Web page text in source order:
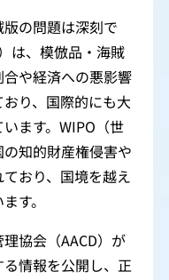
の問題は深刻で
は、模倣品・海賊
や経済への悪影響
り、国際的にも大
ます。WIPO（世
知的財産権侵害や
おり、国境を越え
す。
協会（AACD）が
情報を公開し、正